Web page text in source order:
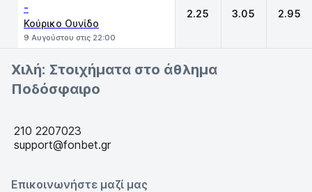
-
Κούρικο Ουνίδο
9 Αυγούστου στις 22:00
2.25 3.05 2.95
Χιλή: Στοιχήματα στο άθλημα
Ποδόσφαιρο
210 2207023
support@fonbet.gr
Επικοινωνήστε μαζί μας